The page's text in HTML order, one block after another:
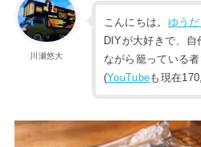
川瀬悠大
こんにちは。 ゆう
DIYが大好きで、自
ながら籠っている者
(YouTubeも現在